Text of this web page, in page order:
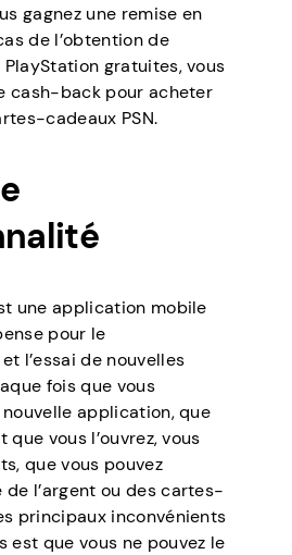
gagnez une remise en
de l’obtention de
gratuites, vous
cash-back pour acheter
cadeaux PSN.
une application mobile
pour le
l’essai de nouvelles
fois que vous
application, que
que vous l’ouvrez, vous
que vous pouvez
l’argent ou des cartes-
principaux inconvénients
est que vous ne pouvez le